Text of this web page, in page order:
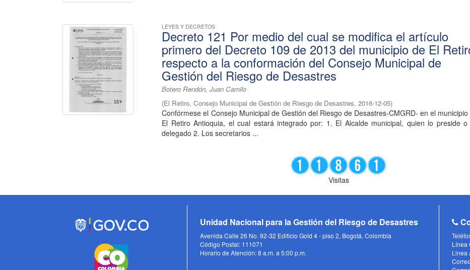
LEYES Y DECRETOS
Decreto 121 Por medio del cual se modifica el artículo
primero del Decreto 109 de 2013 del municipio de El
respecto a la conformación del Consejo Municipal de
Gestión del Riesgo de Desastres
Botero Rendón, Juan Camilo
(El Retiro, Consejo Municipal de Gestión de Riesgo de Desastres,2016-12-05)
Confórmese el Consejo Municipal de Gestión del Riesgo de Desastres-CMGRD- en el
El Retiro Antioquia, el cual estará integrado por: 1. El Alcalde municipal, quien lo preside o
delegado 2. Los secretarios ...
Visitas
Unidad Nacional para la Gestión del Riesgo de Desastres
Avenida Calle 26 No. 92-32 Edificio Gold 4 - piso 2, Bogotá, Colombia
Código Postal: 111071
Horario de Atención: 8 a.m. a 5:00 p.m.
Línea
Linea